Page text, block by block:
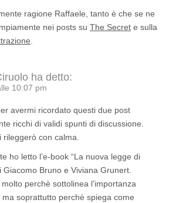
ragione Raffaele, tanto è che se ne
nei posts su The Secret e sulla
.
ha detto:
10:07 pm
avermi ricordato questi due post
ricchi di validi spunti di discussione.
rileggerò con calma.
ho letto l’e-book “La nuova legge di
Giacomo Bruno e Viviana Grunert.
perchè sottolinea l’importanza
ma soprattutto perchè spiega come